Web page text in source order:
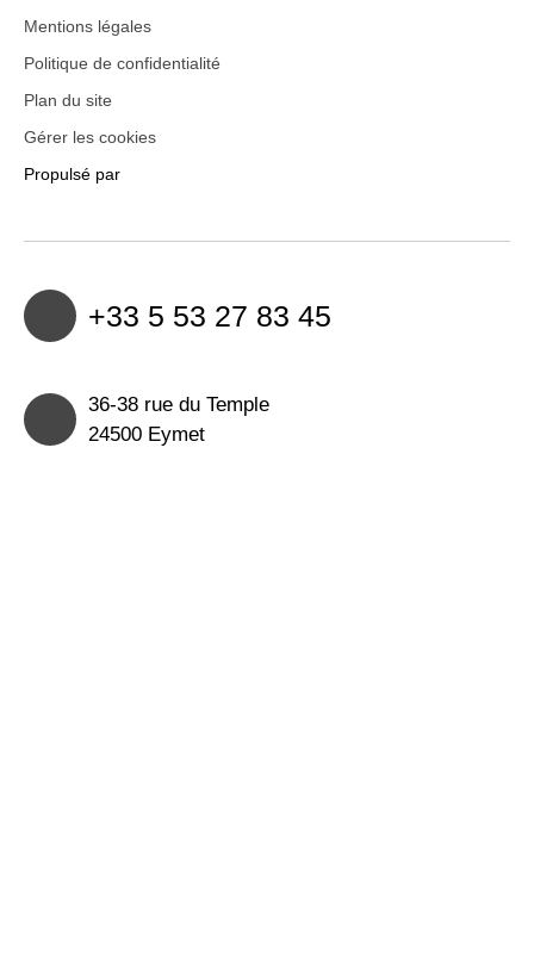
Mentions légales
Politique de confidentialité
Plan du site
Gérer les cookies
Propulsé par
+33 5 53 27 83 45
36-38 rue du Temple
24500 Eymet